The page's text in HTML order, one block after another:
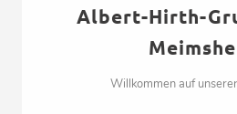
Albert-Hirth-
Willkommen auf